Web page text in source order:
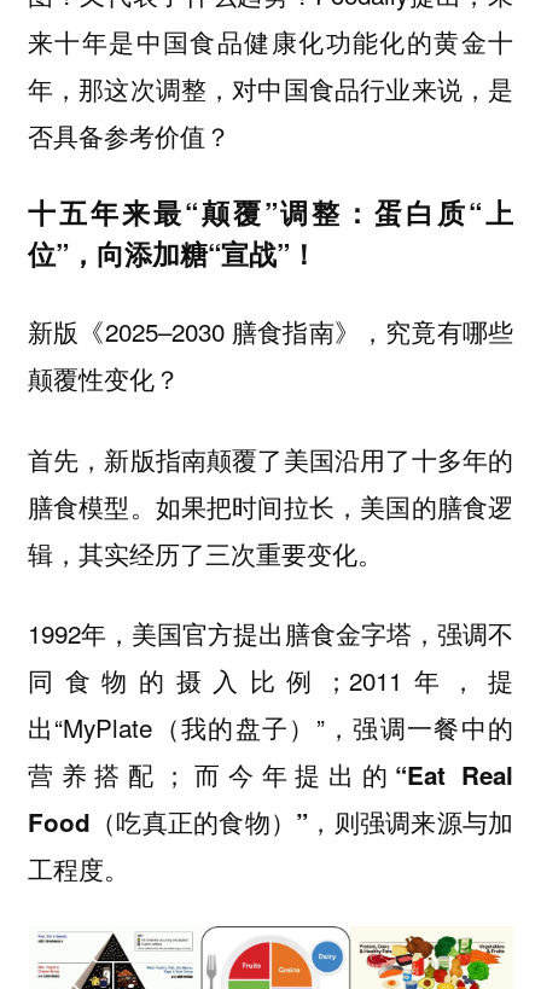
来十年是中国食品健康化功能化的黄金十
年，那这次调整，对中国食品行业来说，是
否具备参考价值？
十五年来最“颠覆”调整：蛋白质“上
位”，向添加糖“宣战”！
新版《2025–2030 膳食指南》，究竟有哪些
颠覆性变化？
首先，新版指南颠覆了美国沿用了十多年的
膳食模型。如果把时间拉长，美国的膳食逻
辑，其实经历了三次重要变化。
1992年，美国官方提出膳食金字塔，强调不
同食物的摄入比例；2011年，提
出“MyPlate（我的盘子）”，强调一餐中的
营养搭配； 而今年提出的“Eat Real
Food（吃真正的食物）”，则强调来源与加
工程度。